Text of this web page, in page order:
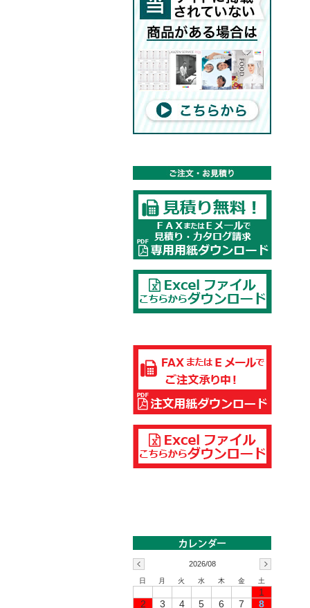
2026/08
日 月 火 水 木 金 土
1
2
3 4 5 6 7 8